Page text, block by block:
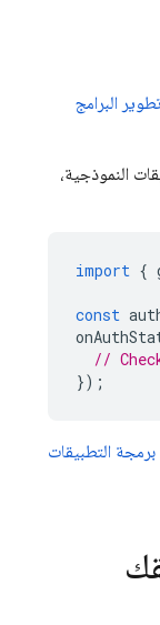
البرامج
النموذجية،
import {
const
//
});
التطبيقات